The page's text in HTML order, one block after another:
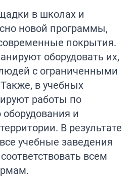
в школах и
новой программы,
покрытия.
оборудовать их,
с ограниченными
в учебных
работы по
оборудования и
В результате
учебные заведения
всем